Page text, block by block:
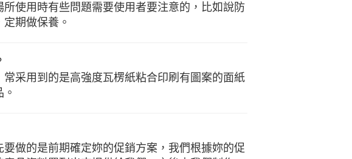
使用時有些問題需要使用者要注意的，比如說防
期做保養。
采用到的是高強度瓦楞紙粘合印刷有圖案的面紙
做的是前期確定妳的促銷方案，我們根據妳的促